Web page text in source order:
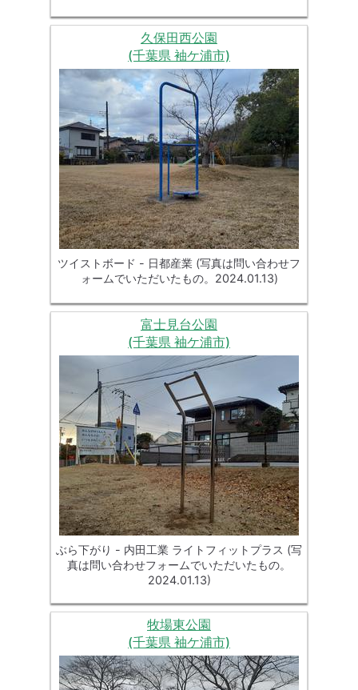
久保田西公園
(千葉県 袖ケ浦市)
ツイストボード - 日都産業 (写真は問い合わせフ
ォームでいただいたもの。2024.01.13)
富士見台公園
(千葉県 袖ケ浦市)
ぶら下がり - 内田工業 ライトフィットプラス (写
真は問い合わせフォームでいただいたもの。
2024.01.13)
牧場東公園
(千葉県 袖ケ浦市)